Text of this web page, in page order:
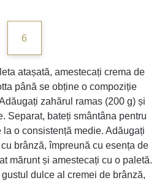
6
atașată, amestecați crema de
până se obține o compoziție
zahărul ramas (200 g) și
Separat, bateți smântâna pentru
o consistență medie. Adăugați
brânză, împreună cu esența de
mărunt și amestecați cu o paletă.
dulce al cremei de brânză,